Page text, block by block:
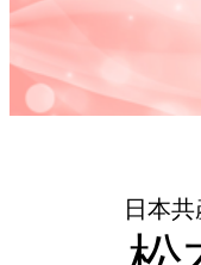
日本